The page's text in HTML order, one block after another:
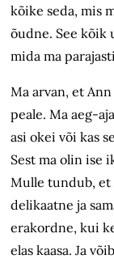
kõike seda, mis
õudne. See kõik
mida ma
Ma arvan, et
peale. Ma aeg-
asi okei või kas
Sest ma olin ise
Mulle tundub, et
delikaatne ja
erakordne, kui
elas kaasa. Ja